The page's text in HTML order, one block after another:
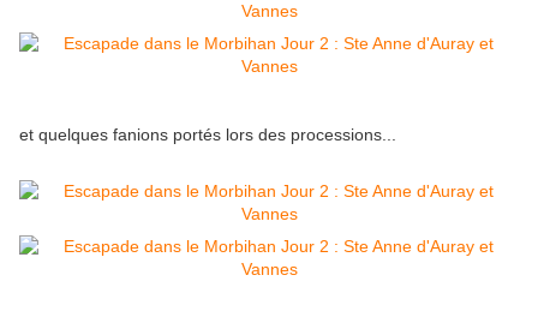
et quelques fanions portés lors des processions...